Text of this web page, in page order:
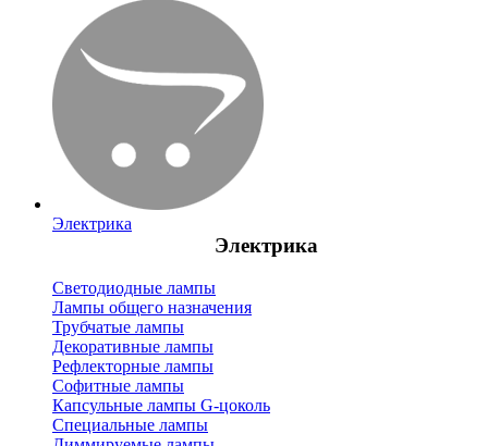
Электрика
Электрика
Светодиодные лампы
Лампы общего назначения
Трубчатые лампы
Декоративные лампы
Рефлекторные лампы
Софитные лампы
Капсульные лампы G-цоколь
Специальные лампы